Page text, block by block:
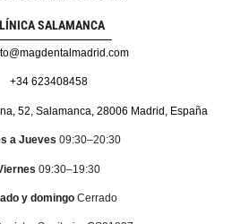
SALAMANCA
+34 623408458
52, Salamanca, 28006 Madrid, España
a Jueves 09:30–20:30
09:30–19:30
y domingo Cerrado